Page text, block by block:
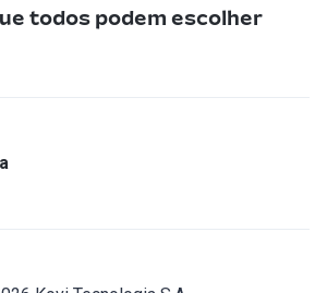
todos podem escolher